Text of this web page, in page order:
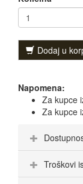
Dodaj u
Napomena:
Za kupce
Za kupce
Troškovi